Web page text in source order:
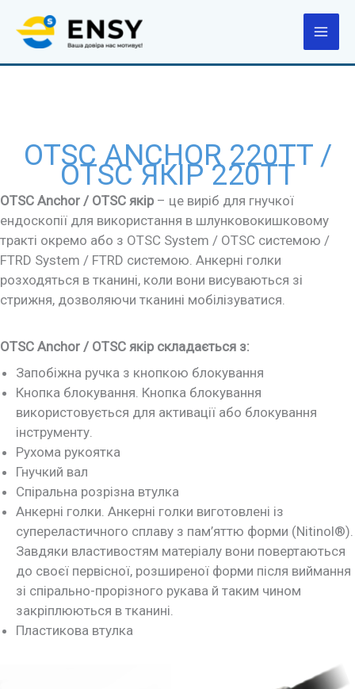
вмісту
OTSC ANCHOR 220TT /
OTSC ЯКІР 220TT
OTSC Anchor / OTSC якір – це виріб для гнучкої
ендоскопії для використання в шлунковокишковому
тракті окремо або з OTSC System / OTSC системою /
FTRD System / FTRD системою. Анкерні голки
розходяться в тканині, коли вони висуваються зі
стрижня, дозволяючи тканині мобілізуватися.
OTSC Anchor / OTSC якір складається з:
Запобіжна ручка з кнопкою блокування
Кнопка блокування. Кнопка блокування
використовується для активації або блокування
інструменту.
Рухома рукоятка
Гнучкий вал
Спіральна розрізна втулка
Анкерні голки. Анкерні голки виготовлені із
супереластичного сплаву з пам’яттю форми (Nitinol®).
Завдяки властивостям матеріалу вони повертаються
до своєї первісної, розширеної форми після виймання
зі спірально-прорізного рукава й таким чином
закріплюються в тканині.
Пластикова втулка